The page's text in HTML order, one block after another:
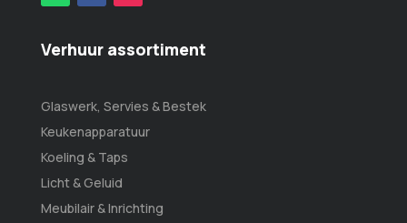
Verhuur assortiment
Glaswerk, Servies & Bestek
Keukenapparatuur
Koeling & Taps
Licht & Geluid
Meubilair & Inrichting